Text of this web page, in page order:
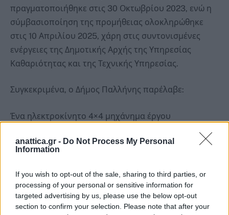
anattica.gr - Do Not Process My Personal
Information
If you wish to opt-out of the sale, sharing to third parties, or
processing of your personal or sensitive information for
targeted advertising by us, please use the below opt-out
section to confirm your selection. Please note that after your
πραγματοποιήθηκε στις 30 Οκτωβρίου 2023, ενώ η
σύμβασιοποίηση της προμήθειας ολοκληρώθηκε
στις 10 Απριλίου 2025, χάρη στις συντονισμένες
ενέργειες της Δημοτικής Αρχής της Υπηρεσίας
Καθαριότητας και της Τεχνικής Υπηρεσίας.
Συγκεκριμένα, ο Δήμος Παλλήνης παρέλαβε:
Ένα ηλεκτροκίνητο 4×4 μηχάνημα έργου
Δύο ηλεκτρικά οχήματα με κλειστό κινητό συνεργείο
Ένα ηλεκτρικό όχημα αποκομιδής σύμμικτων
Ένα ηλεκτρικό πολυμηχάνημα χωματουργικών και
μεταφορικών εργασιών
Δύο ηλεκτροκίνητα οχήματα οδοκαθαρισμού